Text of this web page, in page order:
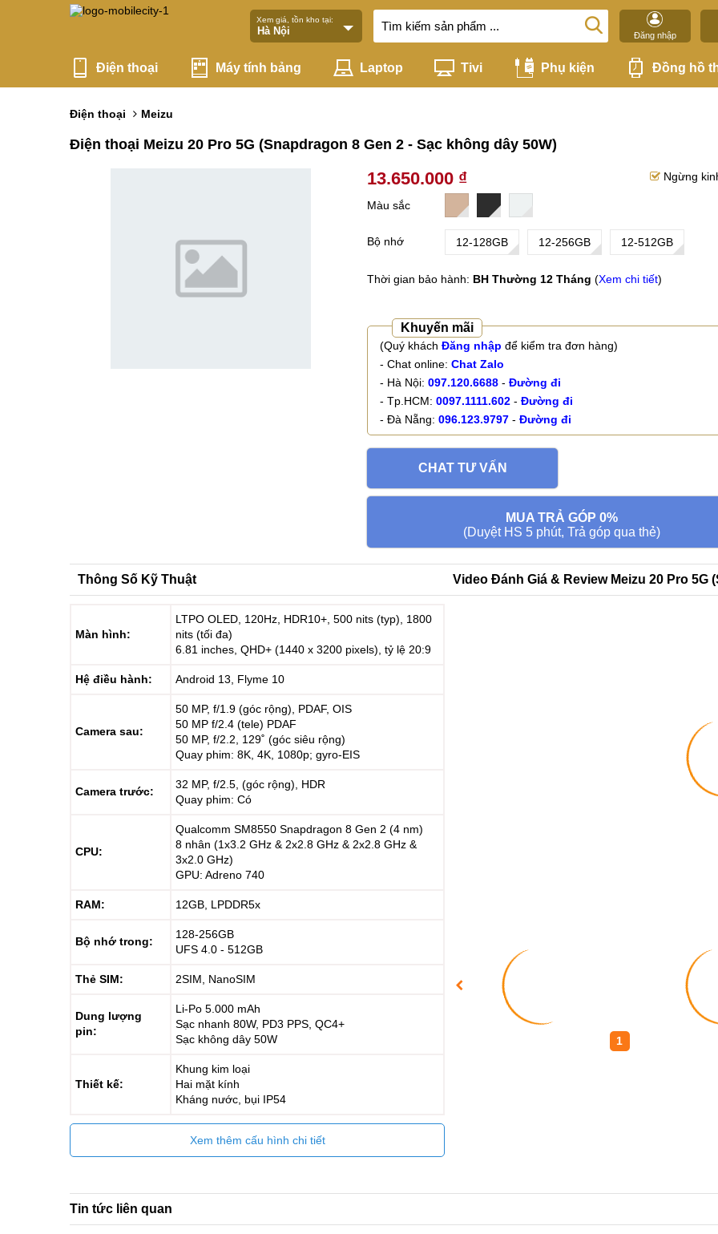
Xem giá, tồn kho tại:
Đăng nhập
Điện thoại Máy tính bảng Laptop Tivi Phụ kiện Đồng hồ
Điện thoại Meizu
Điện thoại Meizu 20 Pro 5G (Snapdragon 8 Gen 2 - Sạc không dây 50W)
13.650.000 ₫ Ngừng
Màu sắc
Bộ nhớ 12-128GB 12-256GB 12-512GB
Thời gian bảo hành: BH Thường 12 Tháng (Xem chi tiết)
Khuyến mãi
(Quý khách Đăng nhập để kiểm tra đơn hàng)
- Chat online: Chat Zalo
- Hà Nội: 097.120.6688 - Đường đi
- Tp.HCM: 0097.1111.602 - Đường đi
- Đà Nẵng: 096.123.9797 - Đường đi
CHAT TƯ VẤN
MUA TRẢ GÓP 0%
(Duyệt HS 5 phút, Trả góp qua thẻ)
Thông Số Kỹ Thuật
Màn hình:
LTPO OLED, 120Hz, HDR10+, 500 nits (typ), 1800
nits (tối đa)
6.81 inches, QHD+ (1440 x 3200 pixels), tỷ lệ 20:9
Hệ điều hành: Android 13, Flyme 10
Camera sau:
50 MP, f/1.9 (góc rộng), PDAF, OIS
50 MP f/2.4 (tele) PDAF
50 MP, f/2.2, 129˚ (góc siêu rộng)
Quay phim: 8K, 4K, 1080p; gyro-EIS
Camera trước:
32 MP, f/2.5, (góc rộng), HDR
Quay phim: Có
CPU:
Qualcomm SM8550 Snapdragon 8 Gen 2 (4 nm)
8 nhân (1x3.2 GHz & 2x2.8 GHz & 2x2.8 GHz &
3x2.0 GHz)
GPU: Adreno 740
RAM: 12GB, LPDDR5x
Bộ nhớ trong:
128-256GB
UFS 4.0 - 512GB
Thẻ SIM: 2SIM, NanoSIM
Dung lượng
pin:
Li-Po 5.000 mAh
Sạc nhanh 80W, PD3 PPS, QC4+
Sạc không dây 50W
Thiết kế:
Khung kim loại
Hai mặt kính
Kháng nước, bụi IP54
Xem thêm cấu hình chi tiết
Video Đánh Giá & Review Meizu 20 Pro 5G
1
Tin tức liên quan